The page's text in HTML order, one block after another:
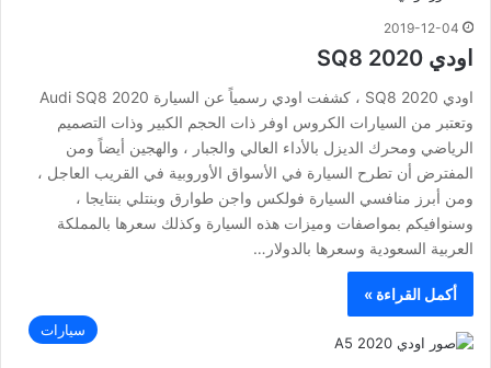
2019-12-04
اودي SQ8 2020
اودي SQ8 2020 ، كشفت اودي رسمياً عن السيارة Audi SQ8 2020
وتعتبر من السيارات الكروس اوفر ذات الحجم الكبير وذات التصميم
الرياضي ومحرك الديزل بالأداء العالي والجبار ، والهجين أيضاً ومن
المفترض أن تطرح السيارة في الأسواق الأوروبية في القريب العاجل ،
ومن أبرز منافسي السيارة فولكس واجن طوارق وبنتلي بنتايجا ،
وسنوافيكم بمواصفات وميزات هذه السيارة وكذلك سعرها بالمملكة
العربية السعودية وسعرها بالدولار…
أكمل القراءة »
سيارات